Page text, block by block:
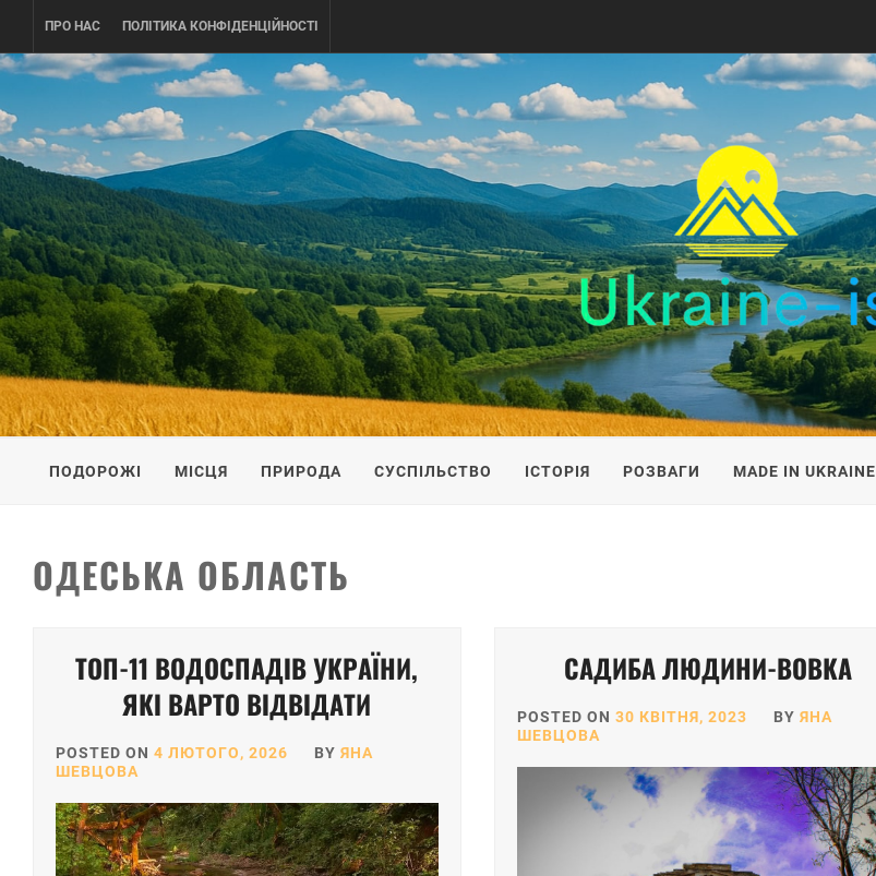
content
ПРО НАС ПОЛІТИКА КОНФІДЕНЦІЙНОСТІ
UKRAINE-IS
ПОДОРОЖI ПО УКРАЇНІ
ПОДОРОЖІ МІСЦЯ ПРИРОДА СУСПІЛЬСТВО ІСТОРІЯ РОЗВАГИ MADE IN UKRAINE
ОДЕСЬКА ОБЛАСТЬ
ТОП-11 ВОДОСПАДІВ УКРАЇНИ,
ЯКІ ВАРТО ВІДВІДАТИ
POSTED ON 4 ЛЮТОГО, 2026 BY ЯНА
ШЕВЦОВА
САДИБА ЛЮДИНИ-ВОВКА
POSTED ON 30 КВІТНЯ, 2023 BY ЯНА
ШЕВЦОВА